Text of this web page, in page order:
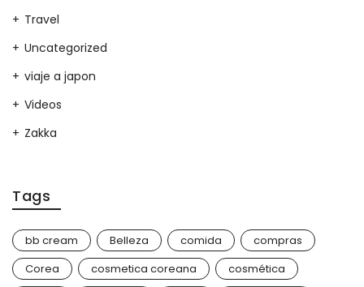
Travel
Uncategorized
viaje a japon
Videos
Zakka
Tags
bb cream Belleza comida
compras
Corea
cosmetica coreana
cosmética